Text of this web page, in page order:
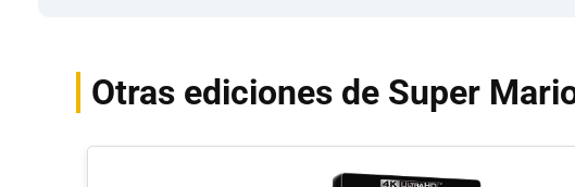
Otras ediciones de Super